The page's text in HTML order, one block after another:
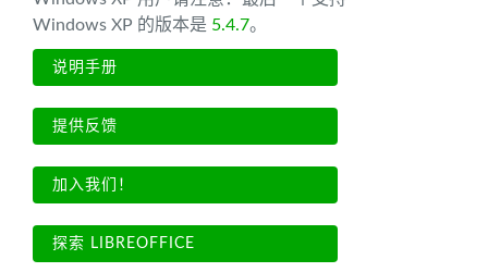
Windows XP 的版本是 5.4.7。
说明手册
提供反馈
加入我们！
探索 LIBREOFFICE